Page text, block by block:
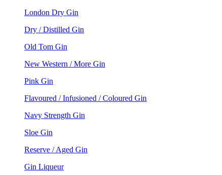
London Dry Gin
Dry / Distilled Gin
Old Tom Gin
New Western / More Gin
Pink Gin
Flavoured / Infusioned / Coloured Gin
Navy Strength Gin
Sloe Gin
Reserve / Aged Gin
Gin Liqueur